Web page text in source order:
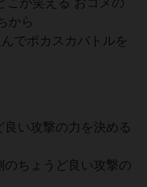
こか笑える おコメの
から
でポカスカバトルを
い攻撃の力を決める
ちょうど良い攻撃の